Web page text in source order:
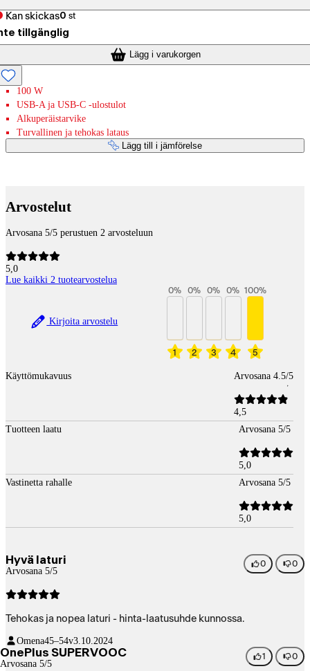
Kan skickas0 st
tillgänglig
Lägg i varukorgen
100 W
USB-A ja USB-C -ulostulot
Alkuperäistarvike
Turvallinen ja tehokas lataus
Lägg till i jämförelse
Arvostelut
Arvosana 5/5 perustuen 2 arvosteluun
5,0
Lue kaikki 2 tuotearvostelua
Kirjoita arvostelu
1
0%
2
0%
3
0%
4
0%
5
100%
Käyttömukavuus Arvosana 4.5/5
4,5
Tuotteen laatu
Arvosana 5/5
5,0
Vastinetta rahalle
Arvosana 5/5
5,0
Hyvä laturi
Arvosana 5/5
0 0
Tehokas ja nopea laturi - hinta-laatusuhde kunnossa.
Omena45–54v3.10.2024
OnePlus SUPERVOOC
Arvosana 5/5
1 0